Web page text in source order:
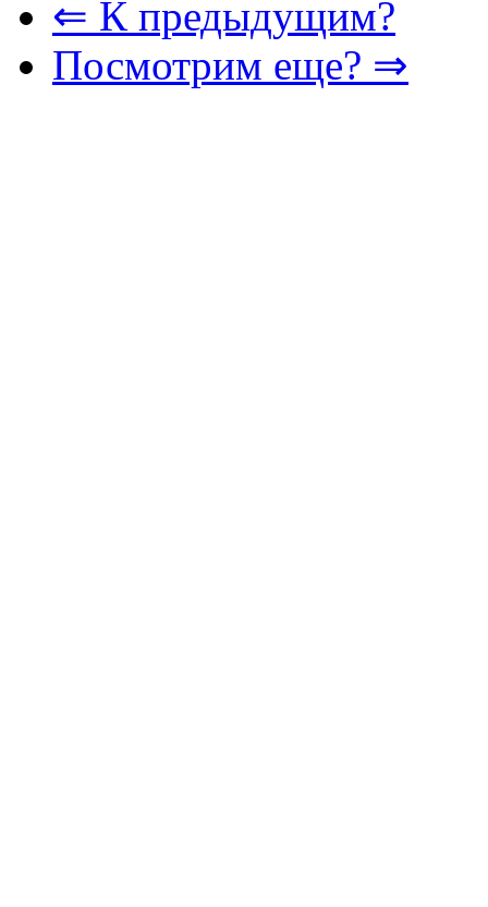
⇐ К предыдущим?
Посмотрим еще? ⇒